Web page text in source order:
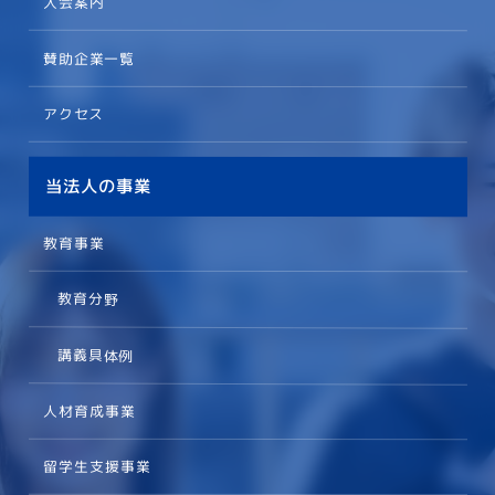
賛助企業一覧
アクセス
当法人の事業
教育事業
教育分野
講義具体例
人材育成事業
留学生支援事業